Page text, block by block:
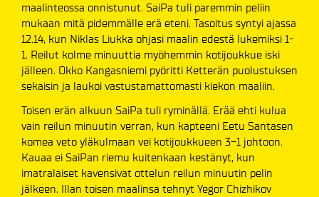
maalinteossa onnistunut. SaiPa tuli paremmin peliin
mukaan mitä pidemmälle erä eteni. Tasoitus syntyi ajassa
12.14, kun Niklas Liukka ohjasi maalin edestä lukemiksi 1-
1. Reilut kolme minuuttia myöhemmin kotijoukkue iski
jälleen. Okko Kangasniemi pyöritti Ketterän puolustuksen
sekaisin ja laukoi vastustamattomasti kiekon maaliin.
Toisen erän alkuun SaiPa tuli ryminällä. Erää ehti kulua
vain reilun minuutin verran, kun kapteeni Eetu Santasen
komea veto yläkulmaan vei kotijoukkueen 3-1 johtoon.
Kauaa ei SaiPan riemu kuitenkaan kestänyt, kun
imatralaiset kavensivat ottelun reilun minuutin pelin
jälkeen. Illan toisen maalinsa tehnyt Yegor Chizhikov